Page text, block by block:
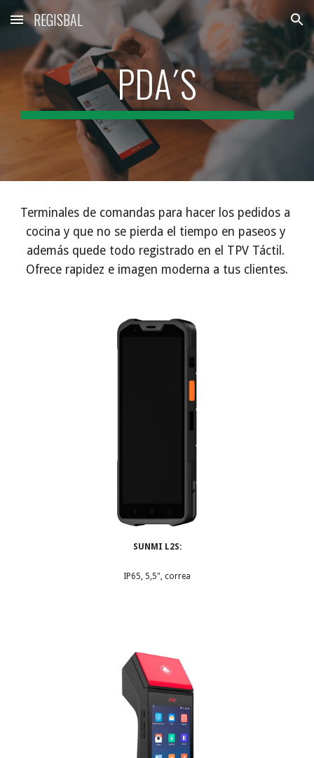
Skip to main content Skip to navigation
REGISBAL
PDA´S
Terminales de comandas para hacer los pedidos a
cocina y que no se pierda el tiempo en paseos y
además quede todo registrado en el TPV Táctil.
Ofrece rapidez e imagen moderna a tus clientes.
SUNMI L2S:
IP65, 5,5", correa